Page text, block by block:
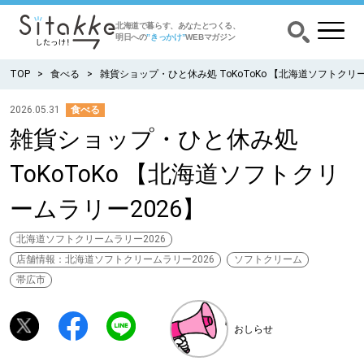
北海道で暮らす、あなたとつくる、
明日への”きっかけ”WEBマガジン
CATEGORY カテゴリー
食べる
出かける
暮らす
みがく
TOP 食べる 雑貨ショップ・ひと休み処 ToKoToKo 【北海道ソフトクリ
2026.05.31 食べる
雑貨ショップ・ひと休み処
ToKoToKo 【北海道ソフトクリ
ームラリー2026】
北海道ソフトクリームラリー2026
店舗情報：北海道ソフトクリームラリー2026
ソフトクリーム
帯広市
おしらせ